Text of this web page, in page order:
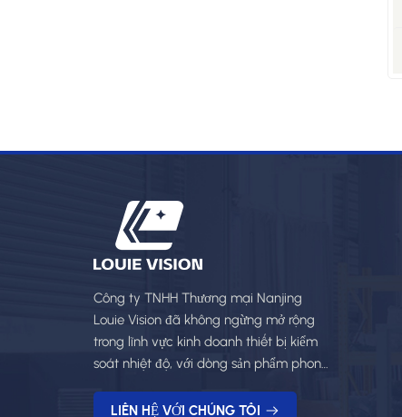
Công ty TNHH Thương mại Nanjing
Louie Vision đã không ngừng mở rộng
trong lĩnh vực kinh doanh thiết bị kiểm
soát nhiệt độ, với dòng sản phẩm phong
LIÊN HỆ VỚI CHÚNG TÔI